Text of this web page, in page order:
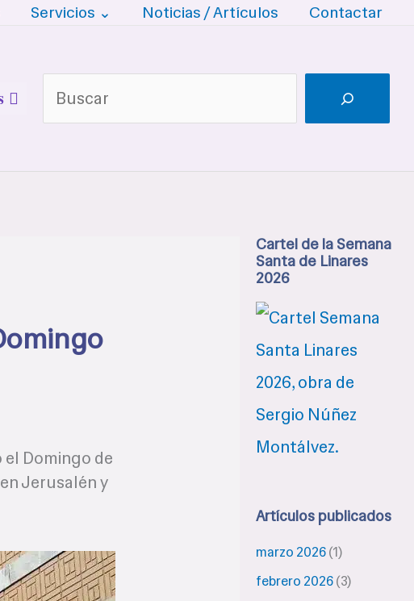
Servicios ⌄ Noticias / Artículos Contactar
el Domingo de
Jerusalén y
Cartel de la Semana
Santa de Linares
2026
Artículos publicados
marzo 2026(1)
febrero 2026(3)